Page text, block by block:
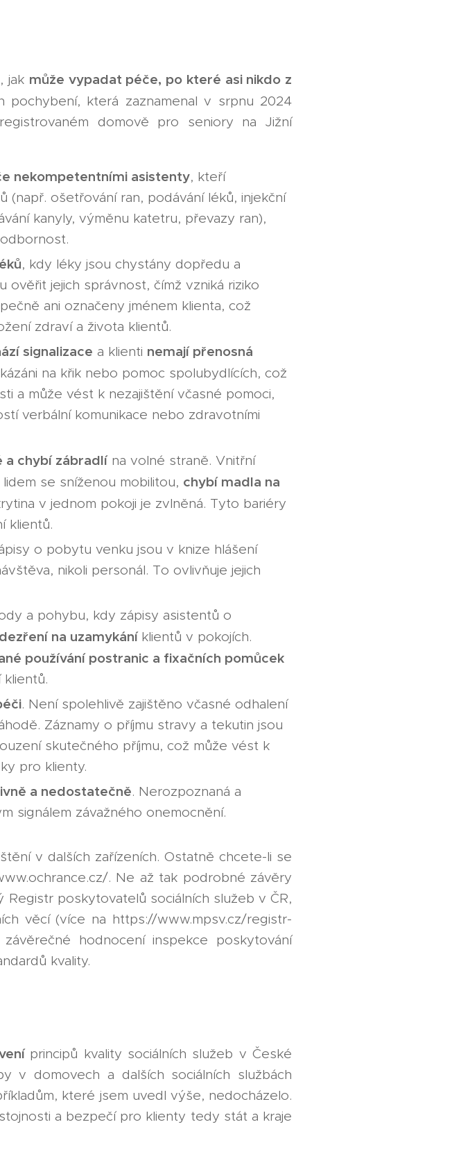
jak může vypadat péče, po které asi nikdo z
která zaznamenal v srpnu 2024
domově pro seniory na Jižní
nekompetentními asistenty, kteří
ošetřování ran, podávání léků, injekční
kanyly, výměnu katetru, převazy ran),
, kdy léky jsou chystány dopředu a
ověřit jejich správnost, čímž vzniká riziko
ani označeny jménem klienta, což
zdraví a života klientů.
signalizace a klienti nemají přenosná
na křik nebo pomoc spolubydlících, což
a může vést k nezajištění včasné pomoci,
verbální komunikace nebo zdravotními
a chybí zábradlína volné straně. Vnitřní
lidem se sníženou mobilitou, chybí madla na
v jednom pokoji je zvlněná. Tyto bariéry
klientů.
o pobytu venku jsou v knize hlášení
nikoli personál. To ovlivňuje jejich
a pohybu, kdy zápisy asistentů o
na uzamykání klientů v pokojích.
používání postranic a fixačních pomůcek
. Není spolehlivě zajištěno včasné odhalení
Záznamy o příjmu stravy a tekutin jsou
skutečného příjmu, což může vést k
pro klienty.
a nedostatečně. Nerozpoznaná a
signálem závažného onemocnění.
v dalších zařízeních. Ostatně chcete-li se
. Ne až tak podrobné závěry
poskytovatelů sociálních služeb v ČR,
věcí (více na https://www.mpsv.cz/registr-
hodnocení inspekce poskytování
kvality.
principů kvality sociálních služeb v České
v domovech a dalších sociálních službách
které jsem uvedl výše, nedocházelo.
a bezpečí pro klienty tedy stát a kraje